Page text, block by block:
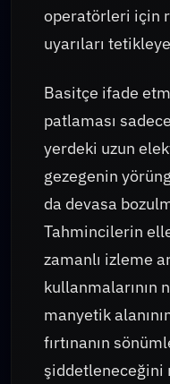
operatörleri için
uyarıları
Basitçe ifade
patlaması
yerdeki uzun
gezegenin
da devasa
Tahmincilerin
zamanlı izleme
kullanmalarının
manyetik
fırtınanın